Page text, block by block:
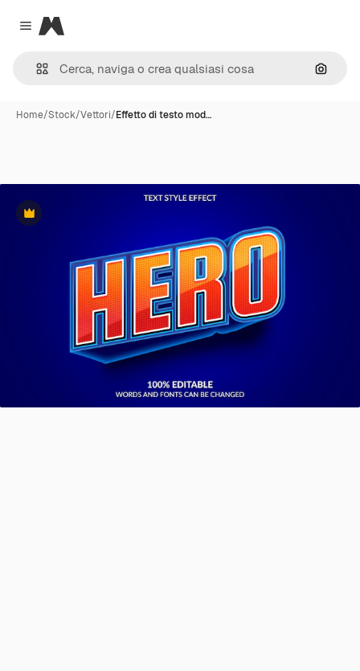
Close menu
Magnific
Cerca
Home/Stock/Vettori/Effetto di testo mod…
Premium